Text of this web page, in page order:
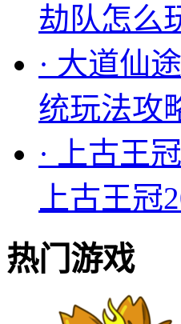
劫队怎么
· 大道仙
统玩法攻
·
上古王
上古王
热门游戏